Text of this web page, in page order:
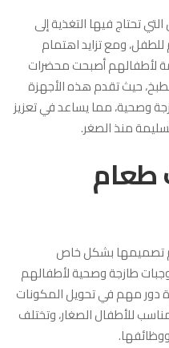
تحتاج فيها التغذية إلى
ومع تزايد اهتمام
لأطفالهم أصبحت محضرات
حيث تقدم هذه الأجهزة
وصحية، مما يساعد في تعزيز
منذ الصغر.
تصميمها بشكل خاص
طازجة وصحية لأطفالهم
دور مهم في تحويل المكونات
للأطفال الصغار، وتختلف